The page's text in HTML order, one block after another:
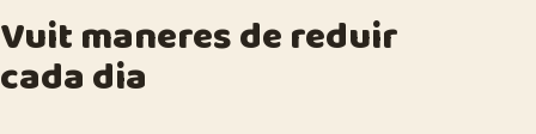
Vuit maneres de reduir
cada dia